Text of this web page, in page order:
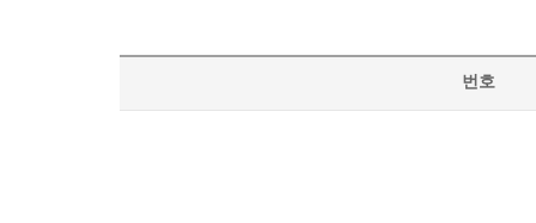
번호